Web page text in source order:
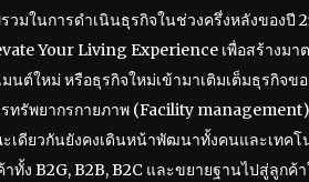
วมในการดำเนินธุรกิจในช่วงครึ่งหลังของปี
Your Living Experience เพื่อสร้างมา
นต์ใหม่ หรือธุรกิจใหม่เข้ามาเติมเต็มธุรกิจ
รทรัพยากรกายภาพ (Facility
ดียวกันยังคงเดินหน้าพัฒนาทั้งคนและเทคโ
ทั้ง B2G, B2B, B2C และขยายฐานไปสู่ลูกค้